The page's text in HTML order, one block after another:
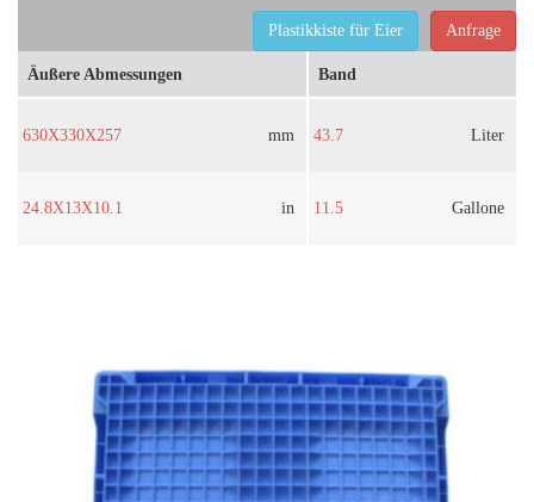
Anfrage
Plastikkiste für Eier
Äußere Abmessungen
630X330X257 mm
24.8X13X10.1 in
Band
43.7 Liter
11.5 Gallone